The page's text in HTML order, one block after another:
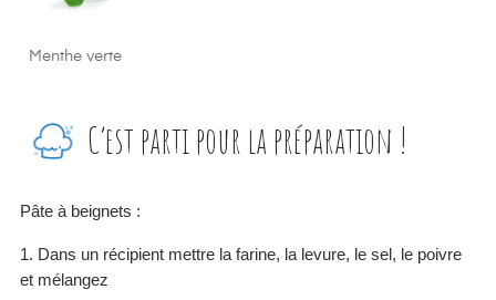
Menthe verte
C’est parti pour la préparation !
Pâte à beignets :
1. Dans un récipient mettre la farine, la levure, le sel, le poivre
et mélangez